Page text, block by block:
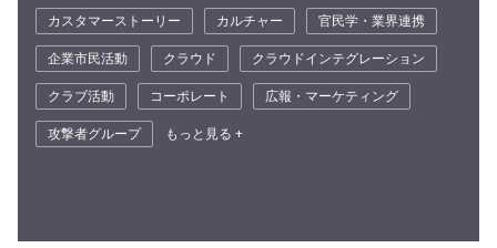
カスタマーストーリー
カルチャー
官民学・業界連携
企業市民活動
クラウド
クラウドインテグレーション
クラブ活動
コーポレート
広報・マーケティング
攻撃者グループ
もっと見る +